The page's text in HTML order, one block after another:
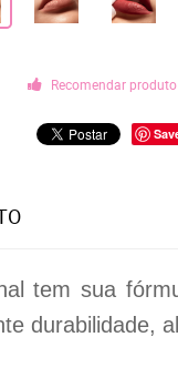
Recomendar produto
tem sua
durabilidade,